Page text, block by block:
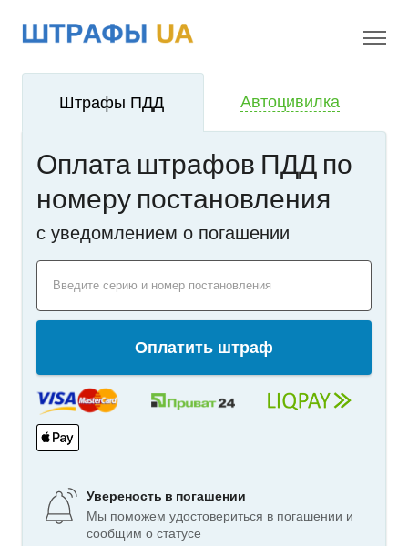
i!
Штрафы ПДД Автоцивилка
Оплата штрафов ПДД по
номеру постановления
c уведомлением о погашении
Введите серию и номер постановления
Оплатить штраф
Увереность в погашении
Мы поможем удостовериться в погашении и
сообщим о статусе